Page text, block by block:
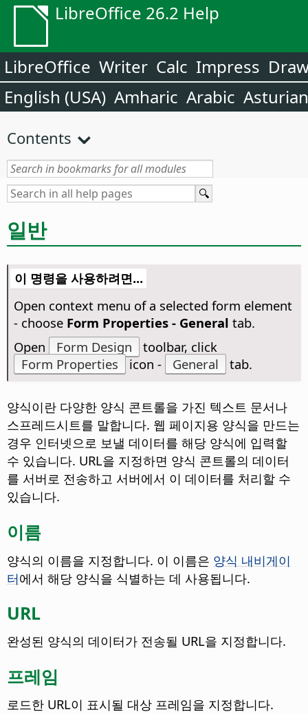
LibreOffice 26.2 Help
LibreOffice Writer Calc Impress
English (USA) Amharic Arabic Asturian
Contents
일반
이 명령을 사용하려면...
Open context menu of a selected form element
- choose Form Properties - General tab.
Open
Form Design
toolbar, click
Form Properties
icon - General tab.
양식이란 다양한 양식 콘트롤을 가진 텍스트 문서나
스프레드시트를 말합니다. 웹 페이지용 양식을 만드는
경우 인터넷으로 보낼 데이터를 해당 양식에 입력할
수 있습니다. URL을 지정하면 양식 콘트롤의 데이터
를 서버로 전송하고 서버에서 이 데이터를 처리할 수
있습니다.
이름
양식의 이름을 지정합니다. 이 이름은 양식 내비게이
터에서 해당 양식을 식별하는 데 사용됩니다.
URL
완성된 양식의 데이터가 전송될 URL을 지정합니다.
프레임
로드한 URL이 표시될 대상 프레임을 지정합니다.